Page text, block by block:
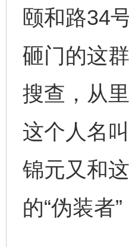
颐和路34
砸门的这
搜查，从
这个人名
锦元又和
的“伪装者”